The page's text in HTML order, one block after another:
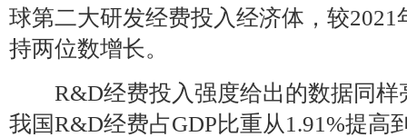
球第二大研发经费投入经济体，较2021
持两位数增长。
R&D经费投入强度给出的数据同样
我国R&D经费占GDP比重从1.91%提高